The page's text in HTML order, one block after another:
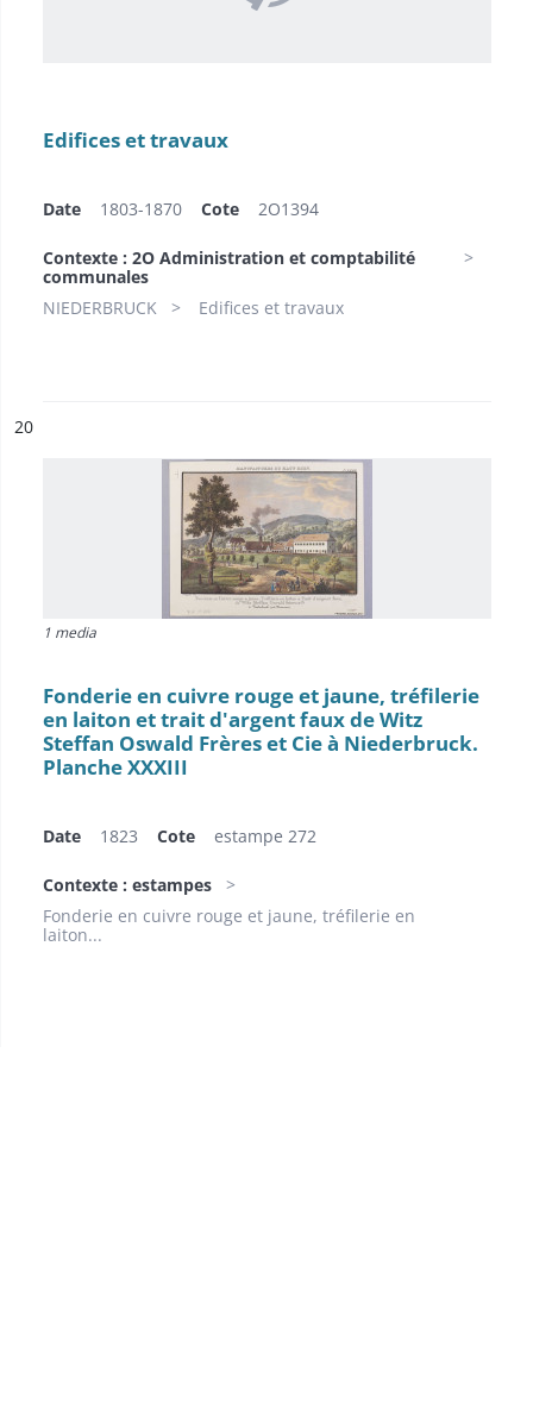
Edifices et travaux
Date 1803-1870 Cote 2O1394
Contexte : 2O Administration et comptabilité
communales
NIEDERBRUCK
Edifices et travaux
n°
20
1 media
Fonderie en cuivre rouge et jaune, tréfilerie
en laiton et trait d'argent faux de Witz
Steffan Oswald Frères et Cie à Niederbruck.
Planche XXXIII
Date 1823 Cote estampe 272
Contexte : estampes
Fonderie en cuivre rouge et jaune, tréfilerie en
laiton...